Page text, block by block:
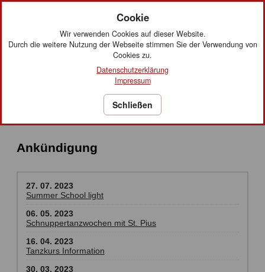
Cookie
Wir verwenden Cookies auf dieser Website.
Durch die weitere Nutzung der Webseite stimmen Sie der Verwendung von
Cookies zu.
Datenschutzerklärung
Impressum
Schließen
Ankündigung
27. 07. 2023
Summer School light
06. 05. 2023
Schnuppertanzwochen mit St. Pius
16. 04. 2023
Tanzkurs Information
30. 03. 2023